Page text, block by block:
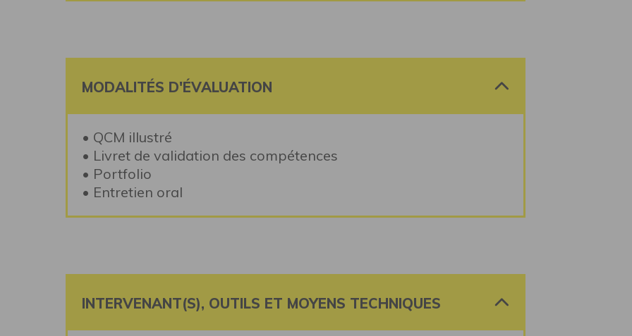
MODALITÉS D'ÉVALUATION
• QCM illustré
• Livret de validation des compétences
• Portfolio
• Entretien oral
INTERVENANT(S), OUTILS ET MOYENS TECHNIQUES